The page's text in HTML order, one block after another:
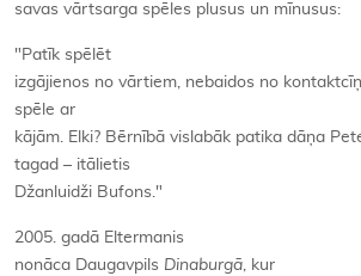
savas vārtsarga spēles plusus un mīnusus:
"Patīk spēlēt
izgājienos no vārtiem, nebaidos no
spēle ar
kājām. Elki? Bērnībā vislabāk patika dāņa
tagad – itālietis
Džanluidži Bufons."
2005. gadā Eltermanis
nonāca Daugavpils Dinaburgā, kur